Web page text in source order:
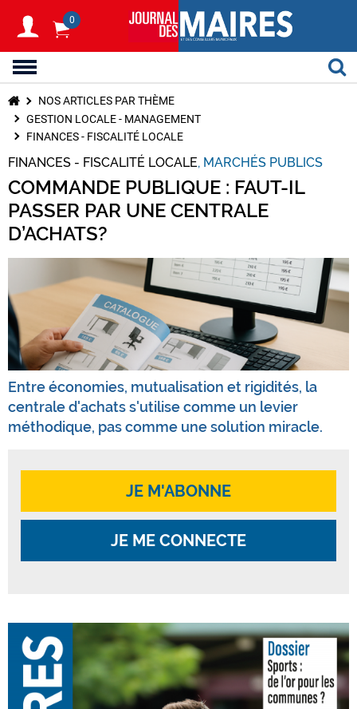
0
NOS ARTICLES PAR THÈME
GESTION LOCALE - MANAGEMENT
FINANCES - FISCALITÉ LOCALE
FINANCES - FISCALITÉ LOCALE MARCHÉS PUBLICS
COMMANDE PUBLIQUE : FAUT-IL
PASSER PAR UNE CENTRALE
D’ACHATS?
Entre économies, mutualisation et rigidités, la
centrale d'achats s'utilise comme un levier
méthodique, pas comme une solution miracle.
JE M'ABONNE
JE ME CONNECTE